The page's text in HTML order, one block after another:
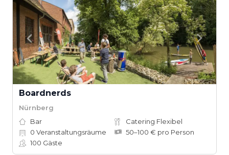
Boardnerds
Nürnberg
Bar
Catering Flexibel
0 Veranstaltungsräume
50–100 € pro Person
100 Gäste